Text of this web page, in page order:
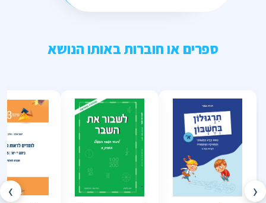
ספרים או חוברות באותו הנושא
‹
›